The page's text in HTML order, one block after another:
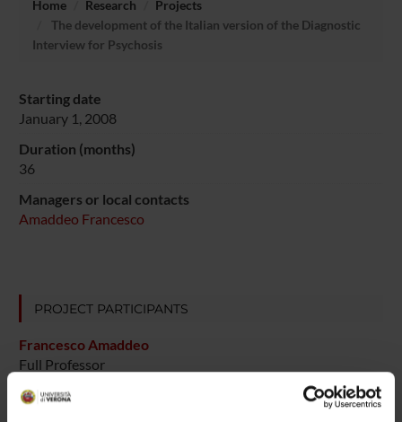
Home Research
Projects
The development of the Italian version of the Diagnostic
Interview for Psychosis
Starting date
January 1, 2008
Duration (months)
36
Managers or local contacts
Amaddeo Francesco
PROJECT PARTICIPANTS
Francesco Amaddeo
Full Professor